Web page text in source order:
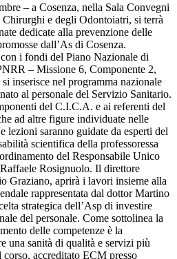
– a Cosenza, nella Sala Convegni
e degli Odontoiatri, si terrà
dedicate alla prevenzione delle
dall’As di Cosenza.
i fondi del Piano Nazionale di
– Missione 6, Componente 2,
inserisce nel programma nazionale
al personale del Servizio Sanitario.
del C.I.C.A. e ai referenti del
ad altre figure individuate nelle
lezioni saranno guidate da esperti del
scientifica della professoressa
del Responsabile Unico
Rosignuolo. Il direttore
Graziano, aprirà i lavori insieme alla
rappresentata dal dottor Martino
strategica dell’Asp di investire
del personale. Come sottolinea la
delle competenze è la
una sanità di qualità e servizi più
accreditato ECM presso